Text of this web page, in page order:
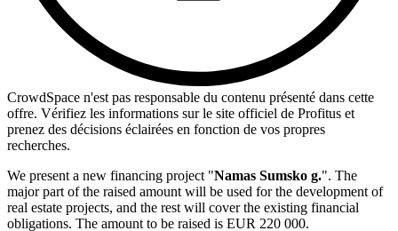
CrowdSpace n'est pas responsable du contenu présenté dans cette
offre. Vérifiez les informations sur le site officiel de Profitus et
prenez des décisions éclairées en fonction de vos propres
recherches.
We present a new financing project "Namas Sumsko g.". The
major part of the raised amount will be used for the development of
real estate projects, and the rest will cover the existing financial
obligations. The amount to be raised is EUR 220 000.